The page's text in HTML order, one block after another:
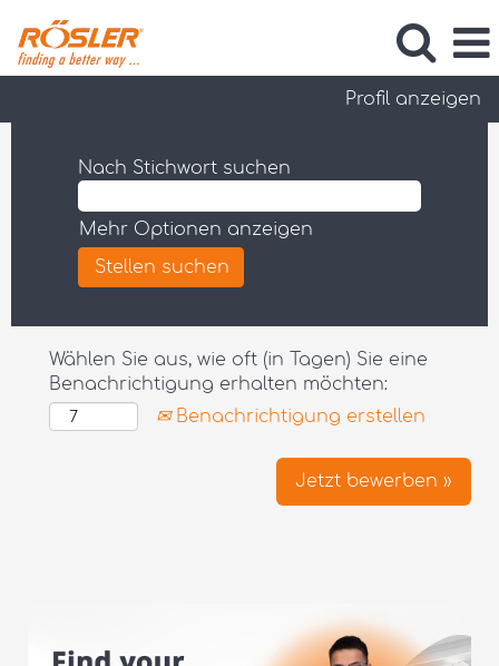
Profil anzeigen
Nach Stichwort suchen
Mehr Optionen anzeigen
Wählen Sie aus, wie oft (in Tagen) Sie eine
Benachrichtigung erhalten möchten:
Benachrichtigung erstellen
Jetzt bewerben »